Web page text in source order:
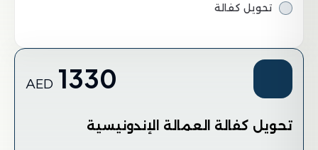
تحويل كفالة
1330
AED
تحويل كفالة العمالة الإندونيسية